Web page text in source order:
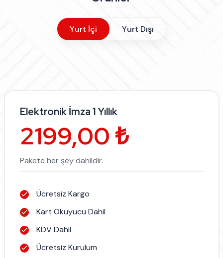
Yurt İçi Yurt Dışı
Elektronik İmza 1 Yıllık
2199,00 ₺
Pakete her şey dahildir.
Ücretsiz Kargo
Kart Okuyucu Dahil
KDV Dahil
Ücretsiz Kurulum